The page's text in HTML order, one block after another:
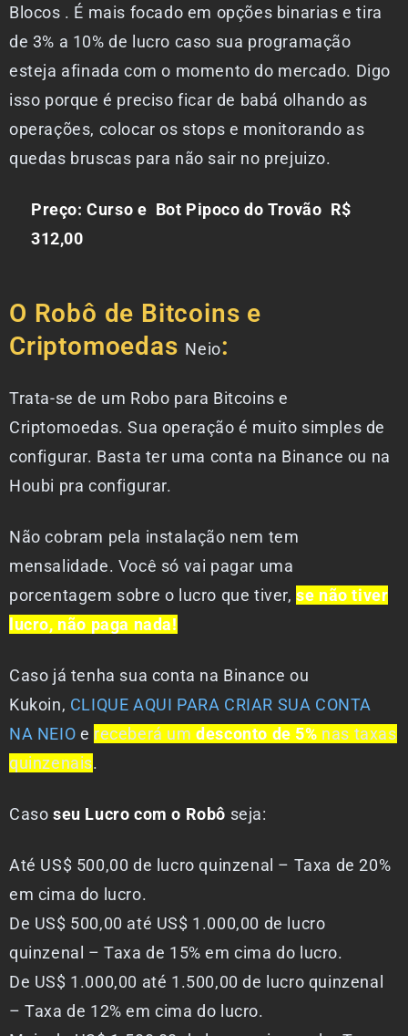
Blocos . É mais focado em opções binarias e tira
de 3% a 10% de lucro caso sua programação
esteja afinada com o momento do mercado. Digo
isso porque é preciso ficar de babá olhando as
operações, colocar os stops e monitorando as
quedas bruscas para não sair no prejuizo.
Preço: Curso e Bot Pipoco do Trovão R$
312,00
O Robô de Bitcoins e
Criptomoedas Neio:
Trata-se de um Robo para Bitcoins e
Criptomoedas. Sua operação é muito simples de
configurar. Basta ter uma conta na Binance ou na
Houbi pra configurar.
Não cobram pela instalação nem tem
mensalidade. Você só vai pagar uma
porcentagem sobre o lucro que tiver, se não tiver
lucro, não paga nada!
Caso já tenha sua conta na Binance ou
Kukoin, CLIQUE AQUI PARA CRIAR SUA CONTA
NA NEIO e receberá umdesconto de 5% nas taxas
quinzenais.
Caso seu Lucro com o Robô seja:
Até US$ 500,00 de lucro quinzenal – Taxa de 20%
em cima do lucro.
De US$ 500,00 até US$ 1.000,00 de lucro
quinzenal – Taxa de 15% em cima do lucro.
De US$ 1.000,00 até 1.500,00 de lucro quinzenal
– Taxa de 12% em cima do lucro.